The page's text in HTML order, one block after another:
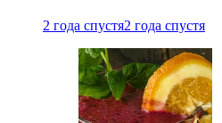
2 года спустя2 года спустя